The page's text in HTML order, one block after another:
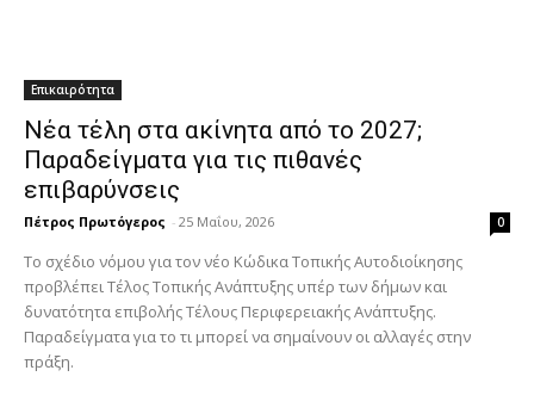
Επικαιρότητα
Νέα τέλη στα ακίνητα από το 2027;
Παραδείγματα για τις πιθανές
επιβαρύνσεις
Πέτρος Πρωτόγερος - 25 Μαΐου, 2026 0
Το σχέδιο νόμου για τον νέο Κώδικα Τοπικής Αυτοδιοίκησης
προβλέπει Τέλος Τοπικής Ανάπτυξης υπέρ των δήμων και
δυνατότητα επιβολής Τέλους Περιφερειακής Ανάπτυξης.
Παραδείγματα για το τι μπορεί να σημαίνουν οι αλλαγές στην
πράξη.